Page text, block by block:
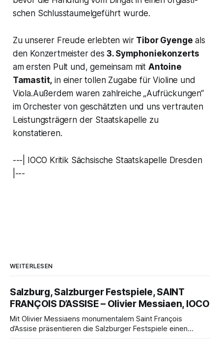
schen Schlusstaumelgeführt wurde.
Zu unserer Freude erlebten wir Tibor Gyenge als
den Konzertmeister des 3. Symphoniekonzerts
am ersten Pult und, gemeinsam mit Antoine
Tamastit, in einer tollen Zugabe für Violine und
Viola.Außerdem waren zahlreiche „Aufrückungen“
im Orchester von geschätzten und uns vertrauten
Leistungsträgern der Staatskapelle zu
konstatieren.
---| IOCO Kritik Sächsische Staatskapelle Dresden
|---
WEITERLESEN
Salzburg, Salzburger Festspiele, SAINT
FRANÇOIS D’ASSISE – Olivier Messiaen, IOCO
Mit Olivier Messiaens monumentalem Saint François
d’Assise präsentieren die Salzburger Festspiele einen